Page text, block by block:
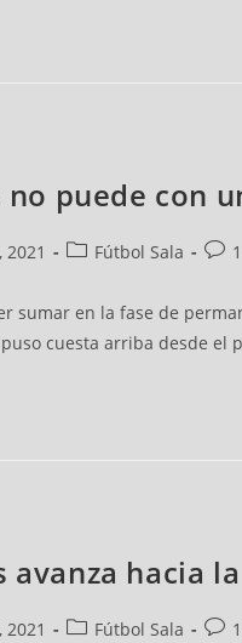
no puede con
2021 Fútbol Sala
sumar en la fase de
cuesta arriba desde el
avanza hacia
2021 Fútbol Sala